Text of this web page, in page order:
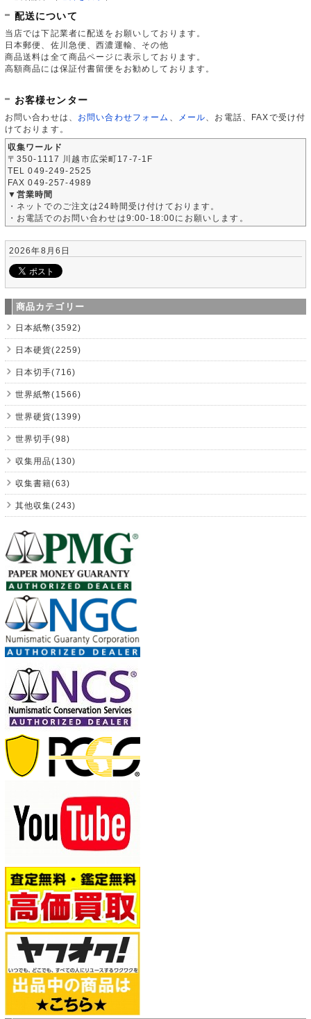
配送について
当店では下記業者に配送をお願いしております。
日本郵便、佐川急便、西濃運輸、その他
商品送料は全て商品ページに表示しております。
高額商品には保証付書留便をお勧めしております。
お客様センター
お問い合わせは、 お問い合わせフォーム メール 、お電話、FAXで受け付
けております。
収集ワールド
〒350-1117 川越市広栄町17-7-1F
TEL 049-249-2525
FAX 049-257-4989
▼営業時間
・ネットでのご注文は24時間受け付けております。
・お電話でのお問い合わせは9:00-18:00にお願いします。
2026年8月6日
商品カテゴリー
日本紙幣(3592)
日本硬貨(2259)
日本切手(716)
世界紙幣(1566)
世界硬貨(1399)
世界切手(98)
収集用品(130)
収集書籍(63)
其他収集(243)